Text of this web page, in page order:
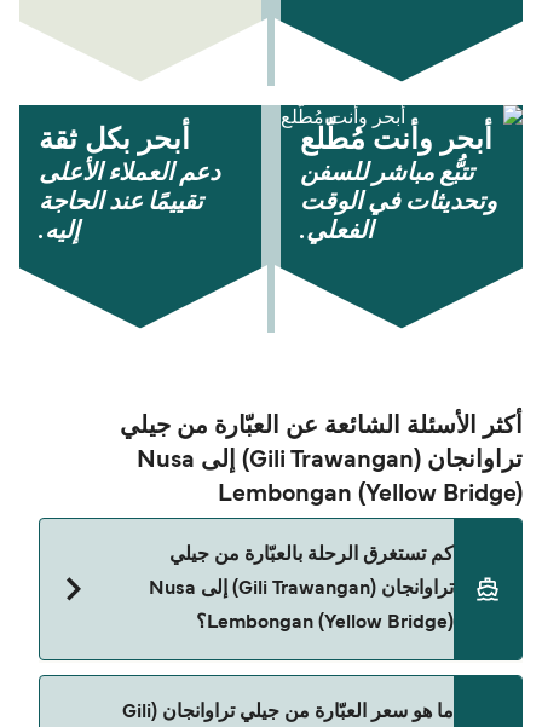
أبحر وأنت مُطّلع
تتبُّع مباشر للسفن
وتحديثات في الوقت
الفعلي.
أبحر بكل ثقة
دعم العملاء الأعلى
تقييمًا عند الحاجة
إليه.
أكثر الأسئلة الشائعة عن العبّارة من جيلي
تراوانجان (Gili Trawangan) إلى Nusa
Lembongan (Yellow Bridge)
كم تستغرق الرحلة بالعبّارة من جيلي
تراوانجان (Gili Trawangan) إلى Nusa
Lembongan (Yellow Bridge)؟
ما هو سعر العبّارة من جيلي تراوانجان (Gili